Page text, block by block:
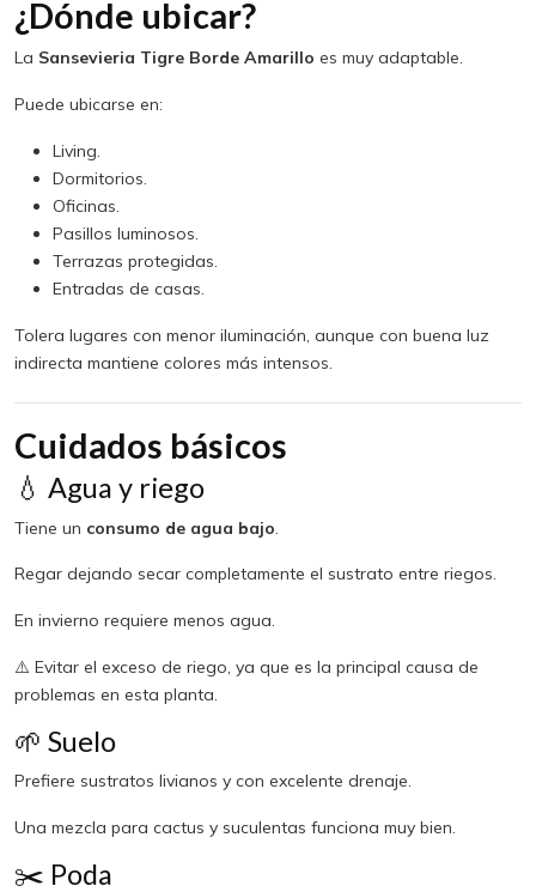
¿Dónde ubicar?
La Sansevieria Tigre Borde Amarillo es muy adaptable.
Puede ubicarse en:
Living.
Dormitorios.
Oficinas.
Pasillos luminosos.
Terrazas protegidas.
Entradas de casas.
Tolera lugares con menor iluminación, aunque con buena luz
indirecta mantiene colores más intensos.
Cuidados básicos
💧 Agua y riego
Tiene un consumo de agua bajo
Regar dejando secar completamente el sustrato entre riegos.
En invierno requiere menos agua.
⚠️ Evitar el exceso de riego, ya que es la principal causa de
problemas en esta planta.
🌱 Suelo
Prefiere sustratos livianos y con excelente drenaje.
Una mezcla para cactus y suculentas funciona muy bien.
✂️ Poda